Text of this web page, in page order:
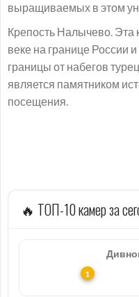
выращиваемых в этом
Крепость Налычево. Эта
веке на границе России
границы от набегов
является памятником
посещения.
🔥 ТОП-10 камер за